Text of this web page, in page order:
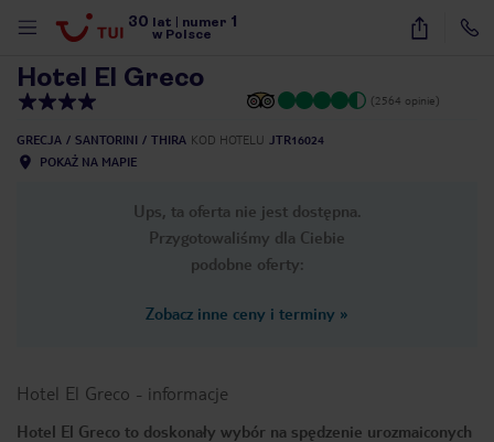
30 lat numer 1
w Polsce
27
Hotel El Greco
(2564 opinie)
GRECJA SANTORINI THIRA KOD HOTELU
JTR16024
POKAŻ NA MAPIE
Ups, ta oferta nie jest dostępna.
Przygotowaliśmy dla Ciebie
podobne oferty:
Zobacz inne ceny i terminy »
Hotel El Greco - informacje
Hotel El Greco to doskonały wybór na spędzenie urozmaiconych